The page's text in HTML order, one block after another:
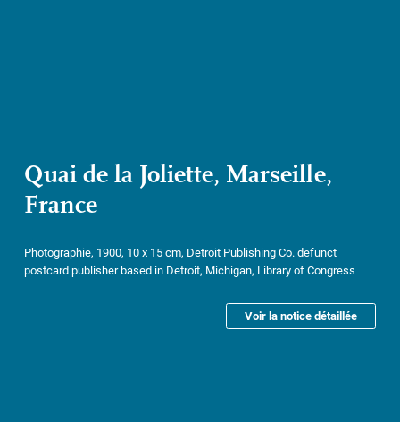
Quai de la Joliette, Marseille,
France
Photographie, 1900, 10 x 15 cm, Detroit Publishing Co. defunct
postcard publisher based in Detroit, Michigan, Library of Congress
Voir la notice détaillée